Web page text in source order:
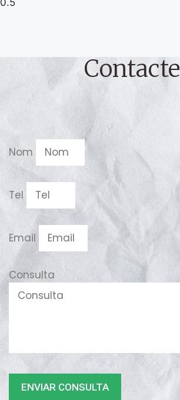
Contacte
Nom
Tel
Email
Consulta
ENVIAR CONSULTA